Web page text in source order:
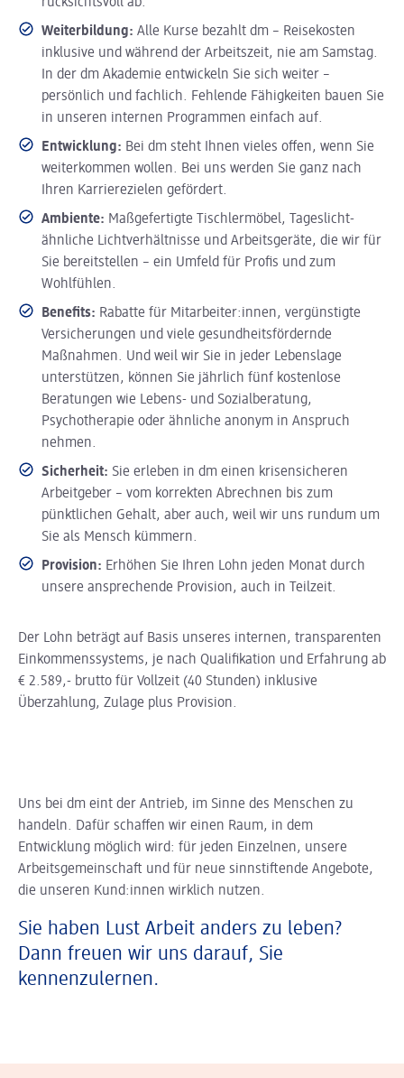
Weiterbildung: Alle Kurse bezahlt dm – Reisekosten
inklusive und während der Arbeitszeit, nie am Samstag.
In der dm Akademie entwickeln Sie sich weiter –
persönlich und fachlich. Fehlende Fähigkeiten bauen Sie
in unseren internen Programmen einfach auf.
Entwicklung: Bei dm steht Ihnen vieles offen, wenn Sie
weiterkommen wollen. Bei uns werden Sie ganz nach
Ihren Karrierezielen gefördert.
Ambiente: Maßgefertigte Tischlermöbel, Tageslicht-
ähnliche Lichtverhältnisse und Arbeitsgeräte, die wir für
Sie bereitstellen – ein Umfeld für Profis und zum
Wohlfühlen.
Benefits: Rabatte für Mitarbeiter:innen, vergünstigte
Versicherungen und viele gesundheitsfördernde
Maßnahmen. Und weil wir Sie in jeder Lebenslage
unterstützen, können Sie jährlich fünf kostenlose
Beratungen wie Lebens- und Sozialberatung,
Psychotherapie oder ähnliche anonym in Anspruch
nehmen.
Sicherheit: Sie erleben in dm einen krisensicheren
Arbeitgeber – vom korrekten Abrechnen bis zum
pünktlichen Gehalt, aber auch, weil wir uns rundum um
Sie als Mensch kümmern.
Provision: Erhöhen Sie Ihren Lohn jeden Monat durch
unsere ansprechende Provision, auch in Teilzeit.
Der Lohn beträgt auf Basis unseres internen, transparenten
Einkommenssystems, je nach Qualifikation und Erfahrung ab
€ 2.589,- brutto für Vollzeit (40 Stunden) inklusive
Überzahlung, Zulage plus Provision.
Uns bei dm eint der Antrieb, im Sinne des Menschen zu
handeln. Dafür schaffen wir einen Raum, in dem
Entwicklung möglich wird: für jeden Einzelnen, unsere
Arbeitsgemeinschaft und für neue sinnstiftende Angebote,
die unseren Kund:innen wirklich nutzen.
Sie haben Lust Arbeit anders zu leben?
Dann freuen wir uns darauf, Sie
kennenzulernen.